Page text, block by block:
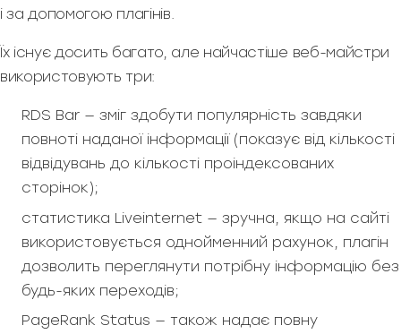
і за допомогою плагінів.
Їх існує досить багато, але найчастіше веб-майстри
використовують три:
RDS Bar — зміг здобути популярність завдяки
повноті наданої інформації (показує від кількості
відвідувань до кількості проіндексованих
сторінок);
статистика Liveinternet — зручна, якщо на сайті
використовується однойменний рахунок, плагін
дозволить переглянути потрібну інформацію без
будь-яких переходів;
PageRank Status — також надає повну